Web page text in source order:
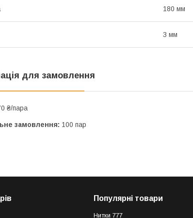
180 мм
3 мм
для замовлення
₴/пара
замовлення: 100 пар
Популярні товари
Нитки 777